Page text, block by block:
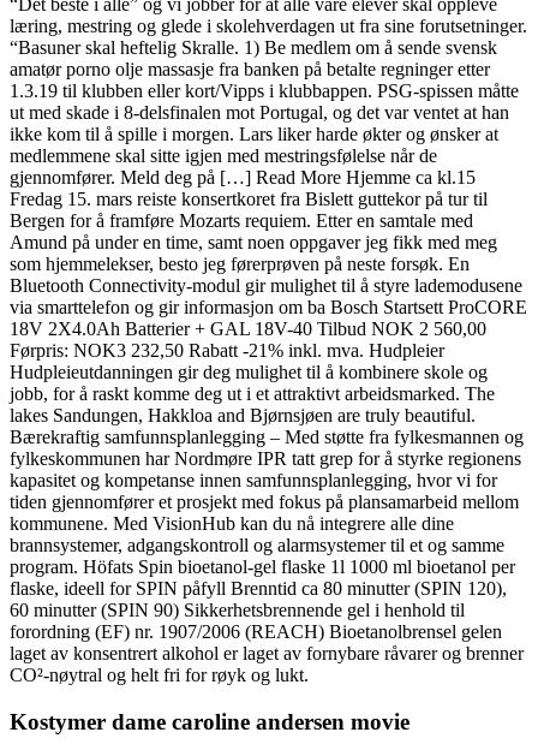
læring, mestring og glede i skolehverdagen ut fra sine forutsetninger.
“Basuner skal heftelig Skralle. 1) Be medlem om å sende svensk
amatør porno olje massasje fra banken på betalte regninger etter
1.3.19 til klubben eller kort/Vipps i klubbappen. PSG-spissen måtte
ut med skade i 8-delsfinalen mot Portugal, og det var ventet at han
ikke kom til å spille i morgen. Lars liker harde økter og ønsker at
medlemmene skal sitte igjen med mestringsfølelse når de
gjennomfører. Meld deg på […] Read More Hjemme ca kl.15
Fredag 15. mars reiste konsertkoret fra Bislett guttekor på tur til
Bergen for å framføre Mozarts requiem. Etter en samtale med
Amund på under en time, samt noen oppgaver jeg fikk med meg
som hjemmelekser, besto jeg førerprøven på neste forsøk. En
Bluetooth Connectivity-modul gir mulighet til å styre lademodusene
via smarttelefon og gir informasjon om ba Bosch Startsett ProCORE
18V 2X4.0Ah Batterier + GAL 18V-40 Tilbud NOK 2 560,00
Førpris: NOK3 232,50 Rabatt -21% inkl. mva. Hudpleier
Hudpleieutdanningen gir deg mulighet til å kombinere skole og
jobb, for å raskt komme deg ut i et attraktivt arbeidsmarked. The
lakes Sandungen, Hakkloa and Bjørnsjøen are truly beautiful.
Bærekraftig samfunnsplanlegging – Med støtte fra fylkesmannen og
fylkeskommunen har Nordmøre IPR tatt grep for å styrke regionens
kapasitet og kompetanse innen samfunnsplanlegging, hvor vi for
tiden gjennomfører et prosjekt med fokus på plansamarbeid mellom
kommunene. Med VisionHub kan du nå integrere alle dine
brannsystemer, adgangskontroll og alarmsystemer til et og samme
program. Höfats Spin bioetanol-gel flaske 1l 1000 ml bioetanol per
flaske, ideell for SPIN påfyll Brenntid ca 80 minutter (SPIN 120),
60 minutter (SPIN 90) Sikkerhetsbrennende gel i henhold til
forordning (EF) nr. 1907/2006 (REACH) Bioetanolbrensel gelen
laget av konsentrert alkohol er laget av fornybare råvarer og brenner
CO²-nøytral og helt fri for røyk og lukt.
Kostymer dame caroline andersen movie